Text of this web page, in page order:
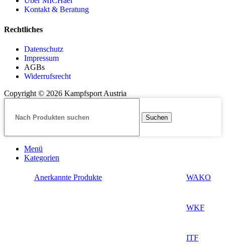
Kontakt & Beratung
Rechtliches
Datenschutz
Impressum
AGBs
Widerrufsrecht
Copyright © 2026 Kampfsport Austria
Suchen
Menü
Kategorien
Anerkannte Produkte WAKO
WKF
ITF